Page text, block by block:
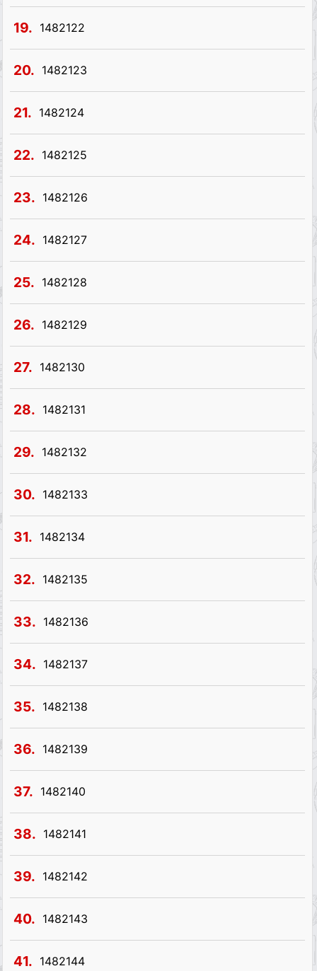
19. 1482122
20. 1482123
21. 1482124
22. 1482125
23. 1482126
24. 1482127
25. 1482128
26. 1482129
27. 1482130
28. 1482131
29. 1482132
30. 1482133
31. 1482134
32. 1482135
33. 1482136
34. 1482137
35. 1482138
36. 1482139
37. 1482140
38. 1482141
39. 1482142
40. 1482143
41. 1482144